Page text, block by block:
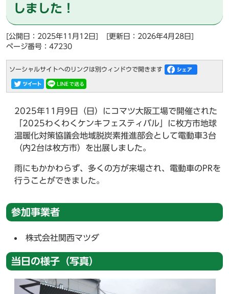
しました！
[公開日：2025年11月12日]
[更新日：2026年4月28日]
ページ番号：47230
ソーシャルサイトへのリンクは別ウィンドウで開きます
2025年11月9日（日）にコマツ大阪工場で開催された
「2025わくわくケンキフェスティバル」に枚方市地球
温暖化対策協議会地域脱炭素推進部会として電動車3台
（内2台は枚方市）を出展しました。
雨にもかかわらず、多くの方が来場され、電動車のPRを
行うことができました。
参加事業者
株式会社関西マツダ
当日の様子（写真）